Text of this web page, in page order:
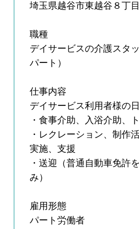
埼玉県越谷市東越谷８丁
職種
デイサービスの介護スタ
パート）
仕事内容
デイサービス利用者様の
・食事介助、入浴介助、
・レクレーション、制作
実施、支援
・送迎（普通自動車免許
み）
雇用形態
パート労働者